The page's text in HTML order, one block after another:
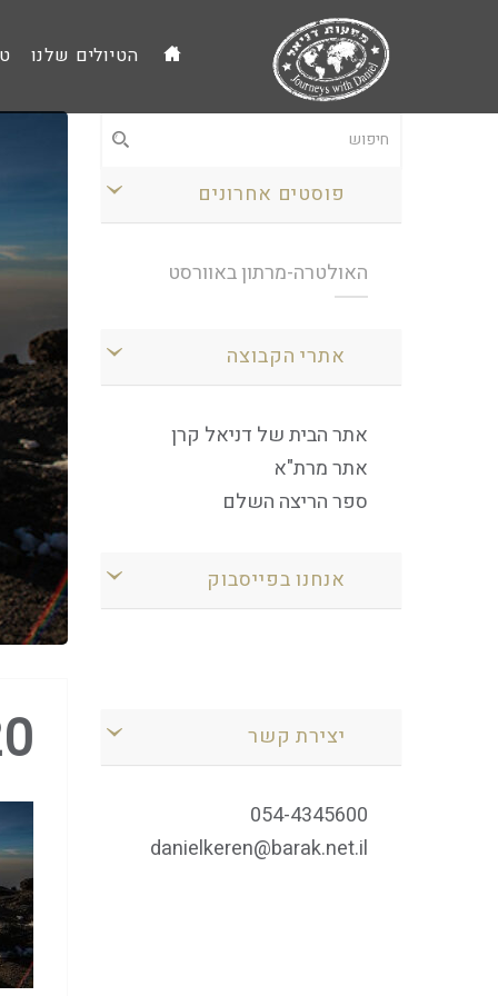
הטיולים שלנו
פוסטים אחרונים
האולטרה-מרתון באוורסט
אתרי הקבוצה
אתר הבית של דניאל קרן
אתר מרת"א
ספר הריצה השלם
אנחנו בפייסבוק
יצירת קשר
054-4345600
danielkeren@barak.net.il